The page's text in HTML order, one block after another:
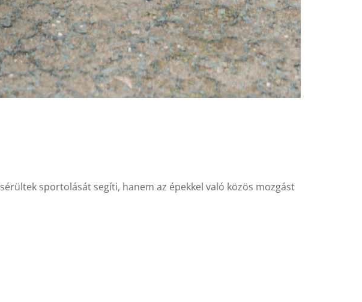
sportolását segíti, hanem az épekkel való közös mozgást